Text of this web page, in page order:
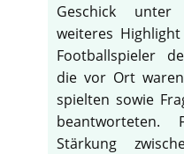
Geschick
weiteres
Footballspieler
die vor Ort
spielten sowie
beantworteten.
Stärkung